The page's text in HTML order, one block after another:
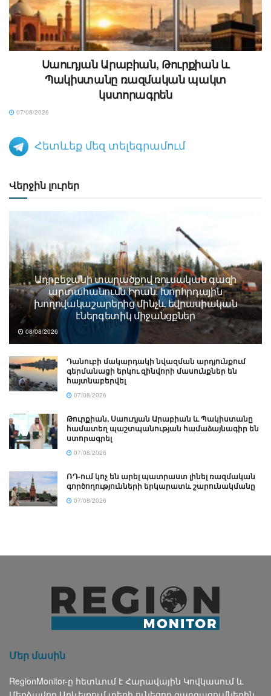
Սաուդյան Արաբիան, Թուրքիան և
Պակիստանը ռազմական պակտ
կստորագրեն
07/08/2026
Հետևեք մեզ տելեգրամում
Վերջին լուրեր
Ադրբեջանի տարածքով ռուսական գազի
արտահանումն Իրան. Խորհրդային
խողովակաշարերից մինչև եվրասիական
էներգետիկ միջանցքներ
08/08/2026
Դանուբի մակարդակի նվազման արդյունքում
գերմանացի երկու զինվորի մասունքներ են
հայտնաբերվել
07/08/2026
Թուրքիան, Սաուդյան Արաբիան և Պակիստանը
համատեղ պաշտպանության համաձայնագիր են
ստորագրել
07/08/2026
ՌԴ-ում կոչ են արել պատրաստ լինել ռազմական
գործողությունների երկարատև շարունակմանը
07/08/2026
Մեր մասին
RegionMonitor-ը հետևում է Հարավային Կովկասում և